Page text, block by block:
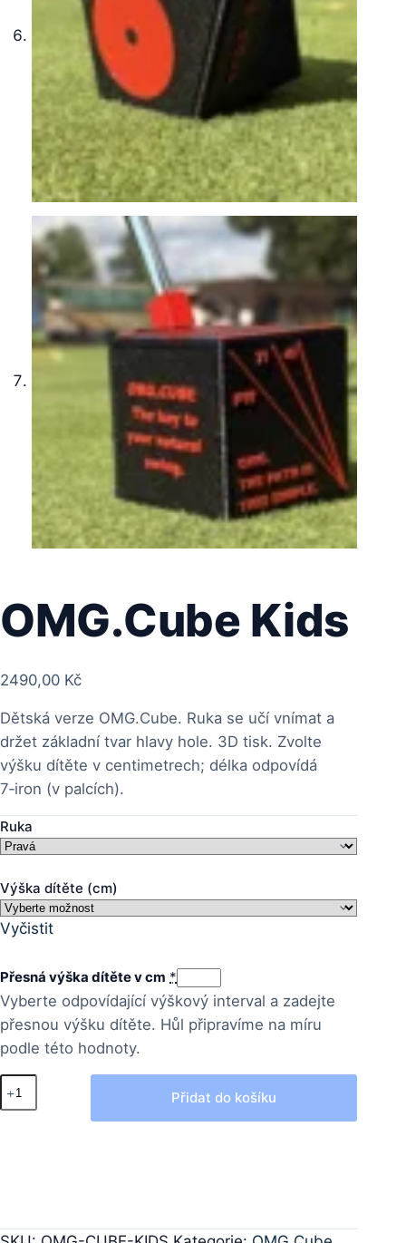
OMG.Cube Kids
2490,00 Kč
Dětská verze OMG.Cube. Ruka se učí vnímat a
držet základní tvar hlavy hole. 3D tisk. Zvolte
výšku dítěte v centimetrech; délka odpovídá
7‑iron (v palcích).
Ruka
Výška dítěte (cm)
Vyčistit
Přesná výška dítěte v cm *
Vyberte odpovídající výškový interval a zadejte
přesnou výšku dítěte. Hůl připravíme na míru
podle této hodnoty.
OMG.Cube
Kids
Přidat do košíku